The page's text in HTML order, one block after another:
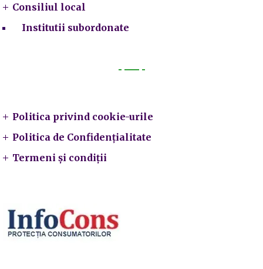
Consiliul local
Institutii subordonate
Politica privind cookie-urile
Politica de Confidențialitate
Termeni și condiții